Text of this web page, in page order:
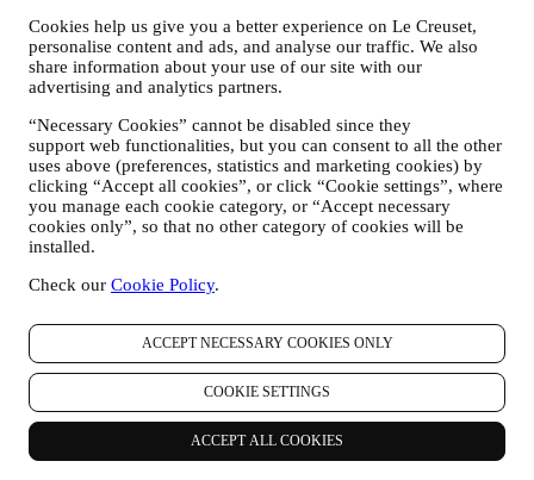
Cookies help us give you a better experience on Le Creuset,
personalise content and ads, and analyse our traffic. We also
share information about your use of our site with our
advertising and analytics partners.
“Necessary Cookies” cannot be disabled since they
support web functionalities, but you can consent to all the other
uses above (preferences, statistics and marketing cookies) by
clicking “Accept all cookies”, or click “Cookie settings”, where
you manage each cookie category, or “Accept necessary
cookies only”, so that no other category of cookies will be
installed.
Check our Cookie Policy.
ACCEPT NECESSARY COOKIES ONLY
COOKIE SETTINGS
ACCEPT ALL COOKIES
moeten we bepaalde gegevens over u verwerken voor onze
administratieve doeleinden die verband houden met onze
contractuele relatie met u, zoals de boekhouding, facturering
en controle, verificatie van betaalkaarten, fraudescreening,
veiligheid, beveiliging, systeemtests, onderhoud en statistische
analyse. Af en toe moeten we mogelijk om administratieve of
operationele redenen contact met u opnemen. Bijvoorbeeld
om u een bevestiging van uw aankoop te sturen. We zullen
uw persoonsgegevens ook gebruiken om uw verzoeken te
beantwoorden die via onze Websiteformulieren of andere
kanalen worden verzonden. Deze verwerkingsactiviteit is
leveren. Wij kunnen uw gegevens verwerken op basis van
rechten en vrijheden) om u opvolg-e-mails te sturen in het
geval u artikelen aan onze online winkelwagen hebt
toegevoegd zonder de aankoop af te ronden. Als u de
aankoop niet binnen een bepaalde periode afrondt, worden er
geen verdere opvolgingsberichten verzonden.
OM U TE INFORMEREN OVER NIEUWS OF
AANBIEDINGEN VAN LE CREUSET-PRODUCTEN